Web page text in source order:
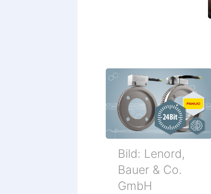
Bild: Lenord,
Bauer & Co.
GmbH